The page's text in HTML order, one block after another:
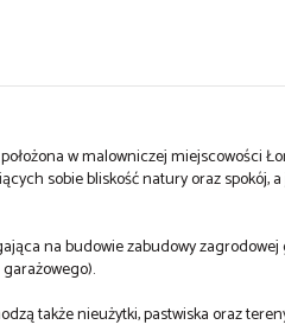
w malowniczej miejscowości
sobie bliskość natury oraz spokój,
na budowie zabudowy
także nieużytki, pastwiska oraz